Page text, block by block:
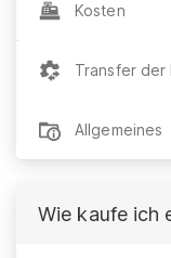
Kosten
Transfer der
Allgemeines
Wie kaufe ich